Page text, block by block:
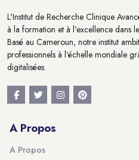
L'Institut de Recherche Clinique
à la formation et à l'excellence dans
Basé au Cameroun, notre institut
professionnels à l’échelle mondiale
digitalisées.
A Propos
A Propos